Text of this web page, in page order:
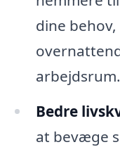
dine
arbejdsrum.
Bedre
at bevæge